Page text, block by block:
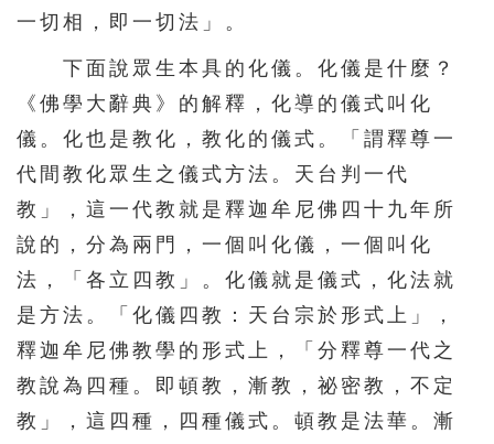
一切相，即一切法」。
下面說眾生本具的化儀。化儀是什麼？
《佛學大辭典》的解釋，化導的儀式叫化
儀。化也是教化，教化的儀式。「謂釋尊一
代間教化眾生之儀式方法。天台判一代
教」，這一代教就是釋迦牟尼佛四十九年所
說的，分為兩門，一個叫化儀，一個叫化
法，「各立四教」。化儀就是儀式，化法就
是方法。「化儀四教：天台宗於形式上」，
釋迦牟尼佛教學的形式上，「分釋尊一代之
教說為四種。即頓教，漸教，祕密教，不定
教」，這四種，四種儀式。頓教是法華。漸